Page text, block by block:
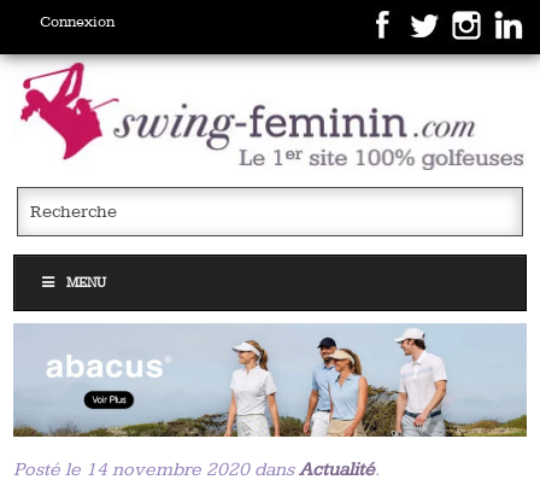
Connexion
MENU
Posté le 14 novembre 2020 dansActualité.